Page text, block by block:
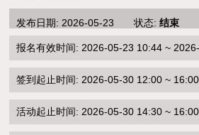
发布日期: 2026-05-23 状态: 结束
报名有效时间: 2026-05-23 10:44 ~
签到起止时间: 2026-05-30 12:00 ~ 16:00
活动起止时间: 2026-05-30 14:30 ~ 16:00